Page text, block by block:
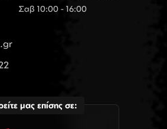
Σαβ 10:00 - 16:00
μας επίσης σε: